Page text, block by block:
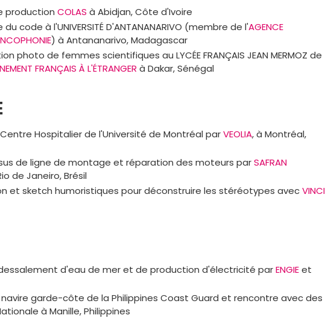
production COLAS à Abidjan, Côte d'Ivoire
code à l'UNIVERSITÉ D'ANTANANARIVO (membre de l'AGENCE
) à Antananarivo, Madagascar
photo de femmes scientifiques au LYCÉE FRANÇAIS JEAN MERMOZ de
FRANÇAIS À L'ÉTRANGER à Dakar, Sénégal
Hospitalier de l'Université de Montréal parVEOLIA, à Montréal,
de ligne de montage et réparation des moteurs parSAFRAN
de Janeiro, Brésil
et sketch humoristiques pour déconstruire les stéréotypes avecVINCI
d'eau de mer et de production d'électricité parENGIEet
garde-côte de la Philippines Coast Guard et rencontre avec des
à Manille, Philippines